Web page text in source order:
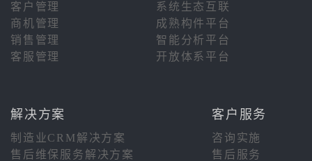
客户管理
系统生态互联
商机管理
成熟构件平台
销售管理
智能分析平台
客服管理
开放体系平台
解决方案 客户服务
制造业CRM解决方案
咨询实施
售后维保服务解决方案
售后服务